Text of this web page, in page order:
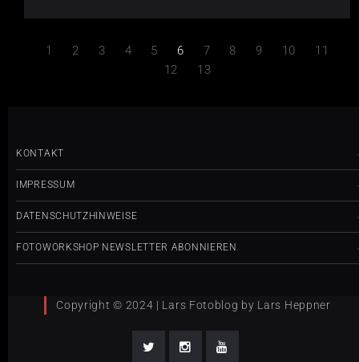
1 2 3 4 5 6 7 8 9 10
11
12
13
KONTAKT
IMPRESSUM
DATENSCHUTZHINWEISE
FOTOWORKSHOP NEWSLETTER ABONNIEREN
Copyright © 2024 | Lars Fotoblog by Lars Heppner